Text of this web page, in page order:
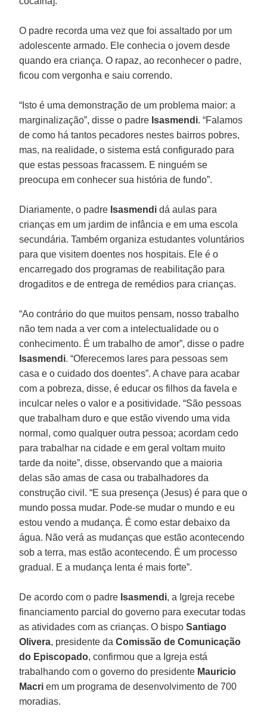
O padre recorda uma vez que foi assaltado por um
adolescente armado. Ele conhecia o jovem desde
quando era criança. O rapaz, ao reconhecer o padre,
ficou com vergonha e saiu correndo.
“Isto é uma demonstração de um problema maior: a
marginalização”, disse o padre Isasmendi. “Falamos
de como há tantos pecadores nestes bairros pobres,
mas, na realidade, o sistema está configurado para
que estas pessoas fracassem. E ninguém se
preocupa em conhecer sua história de fundo”.
Diariamente, o padre Isasmendi dá aulas para
crianças em um jardim de infância e em uma escola
secundária. Também organiza estudantes voluntários
para que visitem doentes nos hospitais. Ele é o
encarregado dos programas de reabilitação para
drogaditos e de entrega de remédios para crianças.
“Ao contrário do que muitos pensam, nosso trabalho
não tem nada a ver com a intelectualidade ou o
conhecimento. É um trabalho de amor”, disse o padre
Isasmendi. “Oferecemos lares para pessoas sem
casa e o cuidado dos doentes”. A chave para acabar
com a pobreza, disse, é educar os filhos da favela e
inculcar neles o valor e a positividade. “São pessoas
que trabalham duro e que estão vivendo uma vida
normal, como qualquer outra pessoa; acordam cedo
para trabalhar na cidade e em geral voltam muito
tarde da noite”, disse, observando que a maioria
delas são amas de casa ou trabalhadores da
construção civil. “E sua presença (Jesus) é para que o
mundo possa mudar. Pode-se mudar o mundo e eu
estou vendo a mudança. É como estar debaixo da
água. Não verá as mudanças que estão acontecendo
sob a terra, mas estão acontecendo. É um processo
gradual. E a mudança lenta é mais forte”.
De acordo com o padre Isasmendi, a Igreja recebe
financiamento parcial do governo para executar todas
as atividades com as crianças. O bispoSantiago
Olivera, presidente daComissão de Comunicação
do Episcopado, confirmou que a Igreja está
trabalhando com o governo do presidente Mauricio
Macri em um programa de desenvolvimento de 700
moradias.